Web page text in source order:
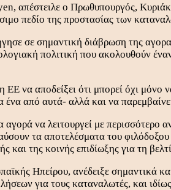
απέστειλε ο Πρωθυπουργός,
πεδίο της προστασίας των
σε σημαντική διάβρωση της
πολιτική που ακολουθούν
να αποδείξει ότι μπορεί όχι μόνο
από αυτά- αλλά και να
να λειτουργεί με περισσότερο
τα αποτελέσματα του φιλόδοξου
και της κοινής επιδίωξης για τη
Ηπείρου, ανέδειξε σημαντικά
για τους καταναλωτές, και